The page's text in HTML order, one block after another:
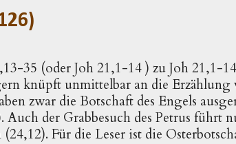
35 (oder Joh 21,1-14 ) zu Joh 21,1-
knüpft unmittelbar an die
zwar die Botschaft des Engels
der Grabbesuch des Petrus führt
Für die Leser ist die